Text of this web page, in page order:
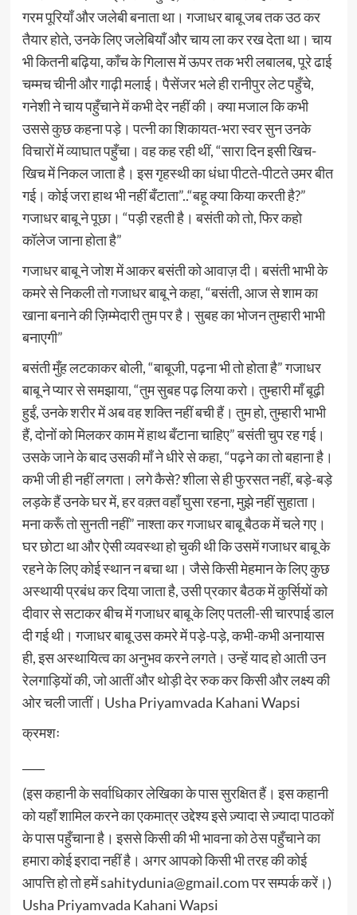
गरम पूरियाँ और जलेबी बनाता था। गजाधर बाबू जब तक उठ कर
तैयार होते, उनके लिए जलेबियाँ और चाय ला कर रख देता था। चाय
भी कितनी बढ़िया, काँच के गिलास में ऊपर तक भरी लबालब, पूरे ढाई
चम्‍मच चीनी और गाढ़ी मलाई। पैसेंजर भले ही रानीपुर लेट पहुँचे,
गनेशी ने चाय पहुँचाने में कभी देर नहीं की। क्‍या मजाल कि कभी
उससे कुछ कहना पड़े। पत्‍नी का शिकायत-भरा स्‍वर सुन उनके
विचारों में व्‍याघात पहुँचा। वह कह रही थीं, “सारा दिन इसी खिच-
खिच में निकल जाता है। इस गृहस्‍थी का धंधा पीटते-पीटते उमर बीत
गई। कोई जरा हाथ भी नहीं बँटाता”..“बहू क्‍या किया करती है?”
गजाधर बाबू ने पूछा। “पड़ी रहती है। बसंती को तो, फिर कहो
कॉलेज जाना होता है”
गजाधर बाबू ने जोश में आकर बसंती को आवाज़ दी। बसंती भाभी के
कमरे से निकली तो गजाधर बाबू ने कहा, “बसंती, आज से शाम का
खाना बनाने की ज़िम्मेदारी तुम पर है। सुबह का भोजन तुम्हारी भाभी
बनाएगी”
बसंती मुँह लटकाकर बोली, “बाबूजी, पढ़ना भी तो होता है” गजाधर
बाबू ने प्‍यार से समझाया, “तुम सुबह पढ़ लिया करो। तुम्‍हारी माँ बूढ़ी
हुईं, उनके शरीर में अब वह शक्ति नहीं बची हैं। तुम हो, तुम्‍हारी भाभी
हैं, दोनों को मिलकर काम में हाथ बँटाना चाहिए” बसंती चुप रह गई।
उसके जाने के बाद उसकी माँ ने धीरे से कहा, “पढ़ने का तो बहाना है।
कभी जी ही नहीं लगता। लगे कैसे? शीला से ही फुरसत नहीं, बड़े-बड़े
लड़के हैं उनके घर में, हर वक़्त वहाँ घुसा रहना, मुझे नहीं सुहाता।
मना करूँ तो सुनती नहीं” नाश्‍ता कर गजाधर बाबू बैठक में चले गए।
घर छोटा था और ऐसी व्‍यवस्‍था हो चुकी थी कि उसमें गजाधर बाबू के
रहने के लिए कोई स्‍थान न बचा था। जैसे किसी मेहमान के लिए कुछ
अस्‍थायी प्रबंध कर दिया जाता है, उसी प्रकार बैठक में कुर्सियों को
दीवार से सटाकर बीच में गजाधर बाबू के लिए पतली-सी चारपाई डाल
दी गई थी। गजाधर बाबू उस कमरे में पड़े-पड़े, कभी-कभी अनायास
ही, इस अस्‍थायित्‍व का अनुभव करने लगते। उन्‍हें याद हो आती उन
रेलगाड़ियों की, जो आतीं और थोड़ी देर रुक कर किसी और लक्ष्‍य की
ओर चली जातीं। Usha Priyamvada Kahani Wapsi
क्रमशः
(इस कहानी के सर्वाधिकार लेखिका के पास सुरक्षित हैं। इस कहानी
को यहाँ शामिल करने का एकमात्र उद्देश्य इसे ज़्यादा से ज़्यादा पाठकों
के पास पहुँचाना है। इससे किसी की भी भावना को ठेस पहुँचाने का
हमारा कोई इरादा नहीं है। अगर आपको किसी भी तरह की कोई
आपत्ति हो तो हमें sahitydunia@gmail.com पर सम्पर्क करें।)
Usha Priyamvada Kahani Wapsi